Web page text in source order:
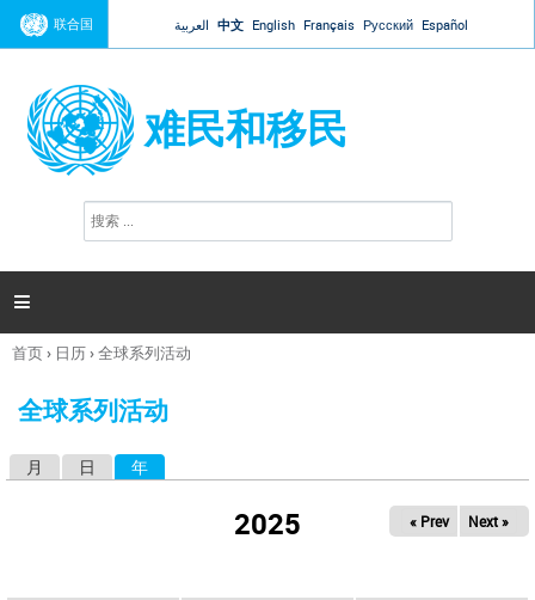
Jump to navigation
联合国 العربية 中文 English Français Русский Español
难民和移民
搜
索

你
这
首页› 日历›全球系列活动
全球系列活动
月 日 年
2025 « Prev Next »